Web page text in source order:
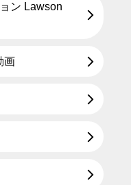
ン Lawson
画